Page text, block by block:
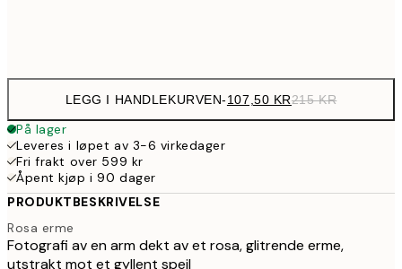
LEGG I HANDLEKURVEN-107,50 KR215 KR
På lager
Leveres i løpet av 3-6 virkedager
Fri frakt over 599 kr
Åpent kjøp i 90 dager
PRODUKTBESKRIVELSE
Rosa erme
Fotografi av en arm dekt av et rosa, glitrende erme,
utstrakt mot et gyllent speil